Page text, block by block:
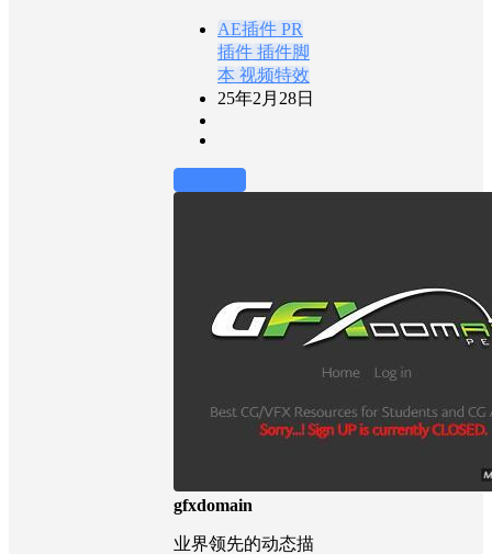
AE插件 PR
插件 插件脚
本 视频特效
25年2月28日
gfxdomain
业界领先的动态描